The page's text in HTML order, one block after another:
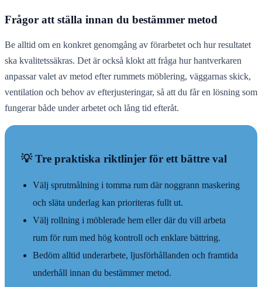
Frågor att ställa innan du bestämmer metod
Be alltid om en konkret genomgång av förarbetet och hur resultatet
ska kvalitetssäkras. Det är också klokt att fråga hur hantverkaren
anpassar valet av metod efter rummets möblering, väggarnas skick,
ventilation och behov av efterjusteringar, så att du får en lösning som
fungerar både under arbetet och lång tid efteråt.
💡 Tre praktiska riktlinjer för ett bättre val
Välj sprutmålning i tomma rum där noggrann maskering
och släta underlag kan prioriteras fullt ut.
Välj rollning i möblerade hem eller där du vill arbeta
rum för rum med hög kontroll och enklare bättring.
Bedöm alltid underarbete, ljusförhållanden och framtida
underhåll innan du bestämmer metod.